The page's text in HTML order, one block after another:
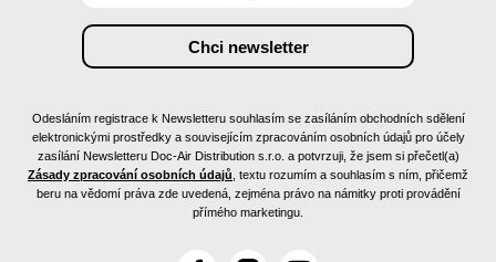
Odesláním registrace k Newsletteru souhlasím se zasíláním obchodních sdělení
elektronickými prostředky a souvisejícím zpracováním osobních údajů pro účely
zasílání Newsletteru Doc-Air Distribution s.r.o. a potvrzuji, že jsem si přečetl(a)
Zásady zpracování osobních údajů , textu rozumím a souhlasím s ním, přičemž
beru na vědomí práva zde uvedená, zejména právo na námitky proti provádění
přímého marketingu.